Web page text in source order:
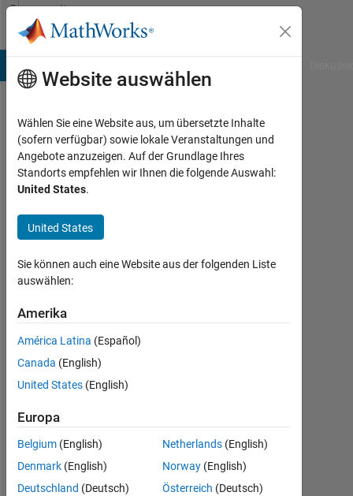
Weiter zum Inhalt
Community
Profile
Alicia
Wüst
Last
mehr
als 3
Jahre
Aktiv
seit
2021
0
Following:
0
Follow
Website auswählen
Wählen Sie eine Website aus, um übersetzte Inhalte
(sofern verfügbar) sowie lokale Veranstaltungen und
Angebote anzuzeigen. Auf der Grundlage Ihres
Standorts empfehlen wir Ihnen die folgende Auswahl:
United States.
United States
Sie können auch eine Website aus der folgenden Liste
auswählen:
Amerika
América Latina (Español)
Canada (English)
United States (English)
Europa
Belgium (English)
Denmark (English)
Deutschland (Deutsch)
Netherlands (English)
Norway (English)
Österreich (Deutsch)